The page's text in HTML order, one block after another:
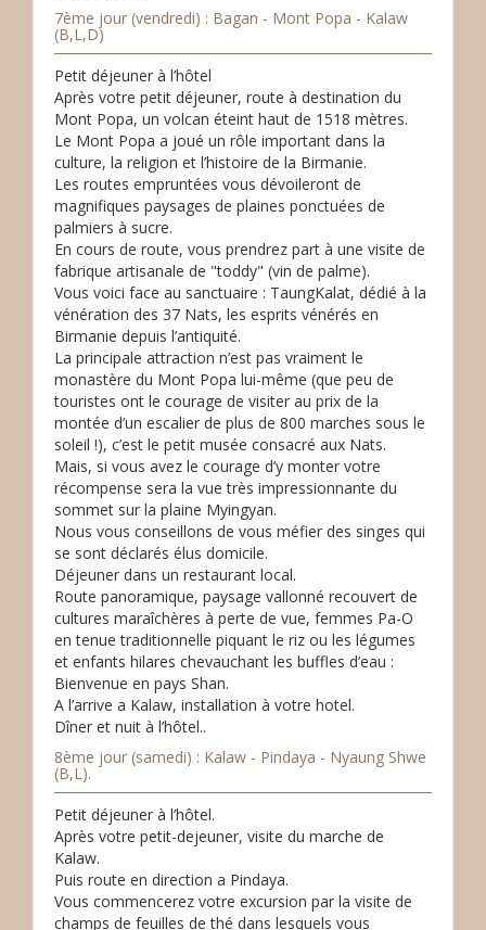
7ème jour (vendredi) : Bagan - Mont Popa - Kalaw
(B,L,D)
Petit déjeuner à l’hôtel
Après votre petit déjeuner, route à destination du
Mont Popa, un volcan éteint haut de 1518 mètres.
Le Mont Popa a joué un rôle important dans la
culture, la religion et l’histoire de la Birmanie.
Les routes empruntées vous dévoileront de
magnifiques paysages de plaines ponctuées de
palmiers à sucre.
En cours de route, vous prendrez part à une visite de
fabrique artisanale de "toddy" (vin de palme).
Vous voici face au sanctuaire : TaungKalat, dédié à la
vénération des 37 Nats, les esprits vénérés en
Birmanie depuis l’antiquité.
La principale attraction n’est pas vraiment le
monastère du Mont Popa lui-même (que peu de
touristes ont le courage de visiter au prix de la
montée d’un escalier de plus de 800 marches sous le
soleil !), c’est le petit musée consacré aux Nats.
Mais, si vous avez le courage d’y monter votre
récompense sera la vue très impressionnante du
sommet sur la plaine Myingyan.
Nous vous conseillons de vous méfier des singes qui
se sont déclarés élus domicile.
Déjeuner dans un restaurant local.
Route panoramique, paysage vallonné recouvert de
cultures maraîchères à perte de vue, femmes Pa-O
en tenue traditionnelle piquant le riz ou les légumes
et enfants hilares chevauchant les buffles d’eau :
Bienvenue en pays Shan.
A l’arrive a Kalaw, installation à votre hotel.
Dîner et nuit à l’hôtel..
8ème jour (samedi) : Kalaw - Pindaya - Nyaung Shwe
(B,L).
Petit déjeuner à l’hôtel.
Après votre petit-dejeuner, visite du marche de
Kalaw.
Puis route en direction a Pindaya.
Vous commencerez votre excursion par la visite de
champs de feuilles de thé dans lesquels vous